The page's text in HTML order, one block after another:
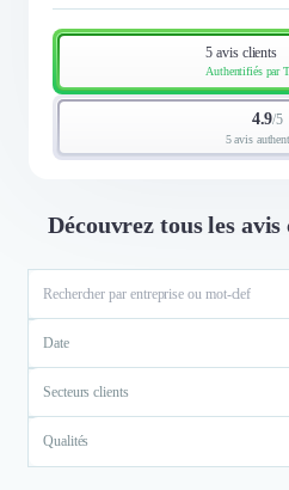
5 avis clients
Authentifiés par
4.9/5
5 avis
Découvrez tous les
Date
Secteurs clients
Qualités